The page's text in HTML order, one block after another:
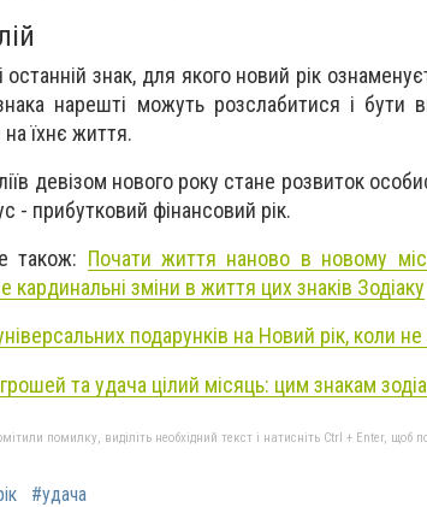
останній знак, для якого новий рік
нарешті можуть розслабитися і
їхнє життя.
девізом нового року стане розвиток
- прибутковий фінансовий рік.
також: Почати життя наново в новому
кардинальні зміни в життя цих знаків Зодіаку
подарунків на Новий рік, коли
та удача цілий місяць: цим знакам
помилку, виділіть необхідний текст і натисніть Ctrl + Enter, щоб
#удача